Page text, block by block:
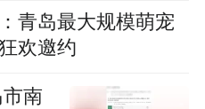
青岛最大规模萌宠
欢邀约
南